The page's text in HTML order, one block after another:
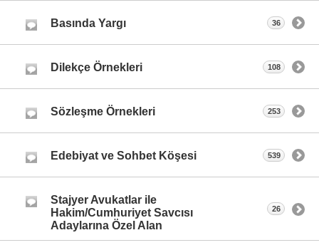
Basında Yargı 36
Dilekçe Örnekleri 108
Sözleşme Örnekleri 253
Edebiyat ve Sohbet Köşesi 539
Stajyer Avukatlar ile
Hakim/Cumhuriyet Savcısı
Adaylarına Özel Alan
26